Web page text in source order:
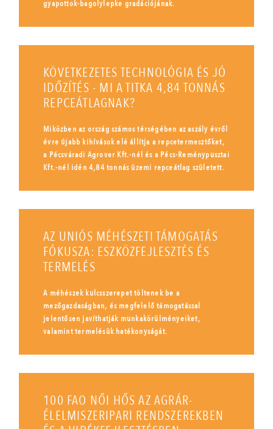
gyapottok-bagolylepke gradációjának.
KÖVETKEZETES TECHNOLÓGIA ÉS JÓ
IDŐZÍTÉS - MI A TITKA 4,84 TONNÁS
REPCEÁTLAGNAK?
Miközben az ország számos térségében az aszály évről
évre újabb kihívások elé állítja a repcetermesztőket,
a Pécsváradi Agrover Kft.-nél és a Pécs-Reménypusztai
Kft.-nél idén 4,84 tonnás üzemi repceátlag született.
AZ UNIÓS MÉHÉSZETI TÁMOGATÁS
FÓKUSZA: ESZKÖZFEJLESZTÉS ÉS
TERMELÉS
A méhészek kulcsszerepet töltenek be a
mezőgazdaságban, és megfelelő támogatással
jelentősen javíthatják munkakörülményeiket,
valamint termelésük hatékonyságát.
100 FAO NŐI HŐS AZ AGRÁR-
ÉLELMISZERIPARI RENDSZEREKBEN